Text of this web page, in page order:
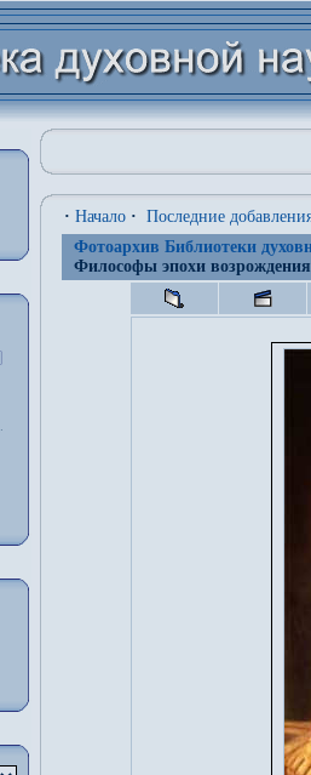
· Начало · Последние
Фотоархив Библиотеки
Философы эпохи